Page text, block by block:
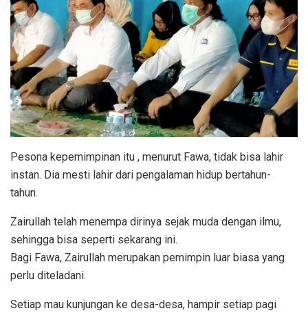
Pesona kepemimpinan itu , menurut Fawa, tidak bisa lahir
instan. Dia mesti lahir dari pengalaman hidup bertahun-
tahun.
Zairullah telah menempa dirinya sejak muda dengan ilmu,
sehingga bisa seperti sekarang ini.
Bagi Fawa, Zairullah merupakan pemimpin luar biasa yang
perlu diteladani.
Setiap mau kunjungan ke desa-desa, hampir setiap pagi